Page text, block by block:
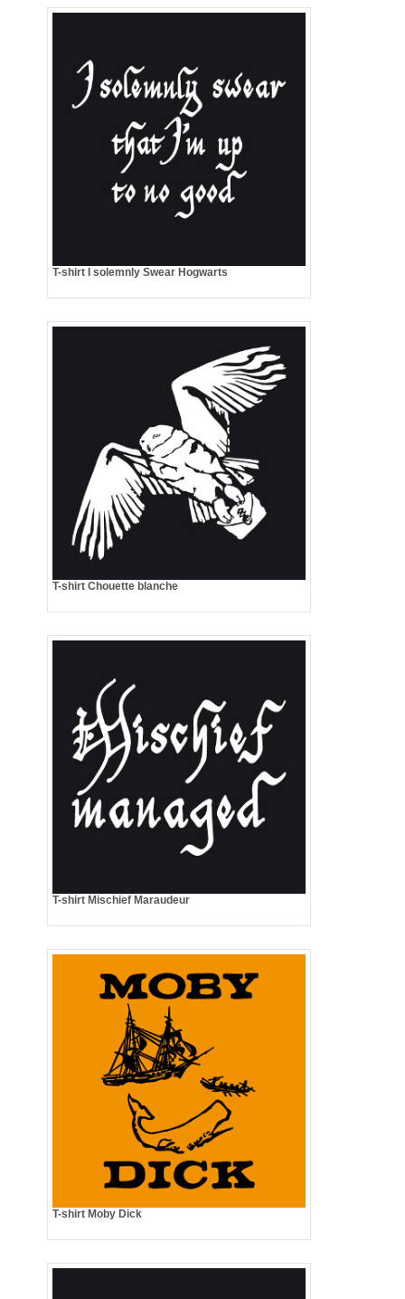
T-shirt I solemnly Swear Hogwarts
T-shirt Chouette blanche
T-shirt Mischief Maraudeur
T-shirt Moby Dick